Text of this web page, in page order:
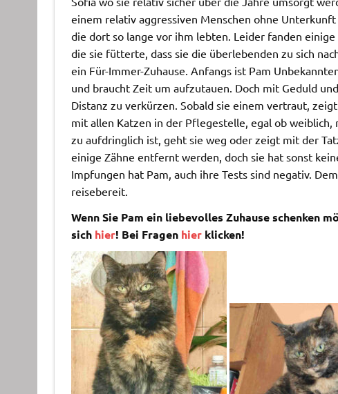
einem relativ aggressiven Menschen ohne
die dort so lange vor ihm lebten. Leider fanden
die sie fütterte, dass sie die überlebenden zu sich
ein Für-Immer-Zuhause. Anfangs ist Pam
und braucht Zeit um aufzutauen. Doch mit Geduld
Distanz zu verkürzen. Sobald sie einem vertraut,
mit allen Katzen in der Pflegestelle, egal ob
zu aufdringlich ist, geht sie weg oder zeigt mit der
einige Zähne entfernt werden, doch sie hat sonst
Impfungen hat Pam, auch ihre Tests sind negativ.
reisebereit.
Wenn Sie Pam ein liebevolles Zuhause schenken
sich hier! Bei Fragen hierklicken!